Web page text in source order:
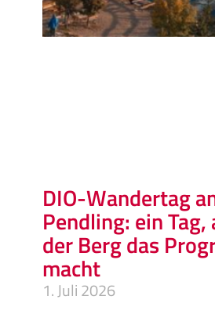
DIO-Wandertag
Pendling: ein Tag,
der Berg das
macht
1. Juli 2026